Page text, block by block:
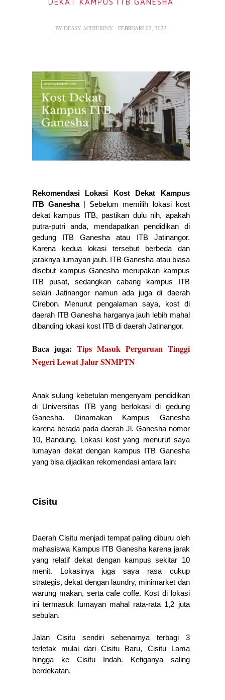
DEKAT KAMPUS ITB GANESHA
BY DESSY ACHIERINY - FEBRUARI 02, 2022
Rekomendasi Lokasi Kost Dekat Kampus
ITB Ganesha | Sebelum memilih lokasi kost
dekat kampus ITB, pastikan dulu nih, apakah
putra-putri anda, mendapatkan pendidikan di
gedung ITB Ganesha atau ITB Jatinangor.
Karena kedua lokasi tersebut berbeda dan
jaraknya lumayan jauh. ITB Ganesha atau biasa
disebut kampus Ganesha merupakan kampus
ITB pusat, sedangkan cabang kampus ITB
selain Jatinangor namun ada juga di daerah
Cirebon. Menurut pengalaman saya, kost di
daerah ITB Ganesha harganya jauh lebih mahal
dibanding lokasi kost ITB di daerah Jatinangor.
Baca juga: Tips Masuk Perguruan Tinggi
Negeri Lewat Jalur SNMPTN
Anak sulung kebetulan mengenyam pendidikan
di Universitas ITB yang berlokasi di gedung
Ganesha. Dinamakan Kampus Ganesha
karena berada pada daerah Jl. Ganesha nomor
10, Bandung. Lokasi kost yang menurut saya
lumayan dekat dengan kampus ITB Ganesha
yang bisa dijadikan rekomendasi antara lain:
Cisitu
Daerah Cisitu menjadi tempat paling diburu oleh
mahasiswa Kampus ITB Ganesha karena jarak
yang relatif dekat dengan kampus sekitar 10
menit. Lokasinya juga saya rasa cukup
strategis, dekat dengan laundry, minimarket dan
warung makan, serta cafe coffe. Kost di lokasi
ini termasuk lumayan mahal rata-rata 1,2 juta
sebulan.
Jalan Cisitu sendiri sebenarnya terbagi 3
terletak mulai dari Cisitu Baru, Cisitu Lama
hingga ke Cisitu Indah. Ketiganya saling
berdekatan.